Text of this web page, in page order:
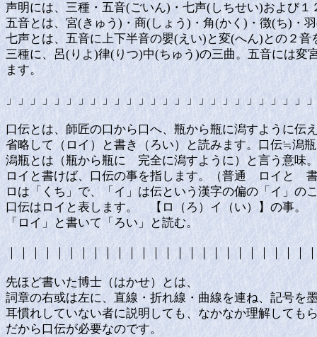
声明には、三種・五音(ごいん)・七声(しちせい)および１
五音とは、宮(きゅう)・商(しょう)・角(かく)・徴(ち)・
七声とは、五音に上下半音の嬰(えい)と変(へん)との２音
三種に、呂(りよ)律(りつ)中(ちゅう)の三曲。五音には変
ます。
」」」」」」」」」」」」」」」」」」」」」」」」
口伝とは、師匠の口から口へ、瓶から瓶に潟すように
省略して（ロイ）と書き（ろい）と読みます。口伝≒
潟瓶とは（瓶から瓶に 完全に潟すように）と言う
ロイと書けば、口伝の事を指します。（普通 ロイと
ロは「くち」で、「イ」は伝という漢字の偏の「イ」の
口伝はロイと表します。 【ロ（ろ）イ（い）】の事。
「ロイ」と書いて「ろい」と読む。
｜｜｜｜｜｜｜｜｜｜｜｜｜｜｜｜｜｜｜｜｜｜｜｜｜
先ほど書いた博士（はかせ）とは、
詞章の右或は左に、直線・折れ線・曲線を連ね、記号
耳慣れしていない者に説明しても、なかなか理解しても
だから口伝が必要なのです。